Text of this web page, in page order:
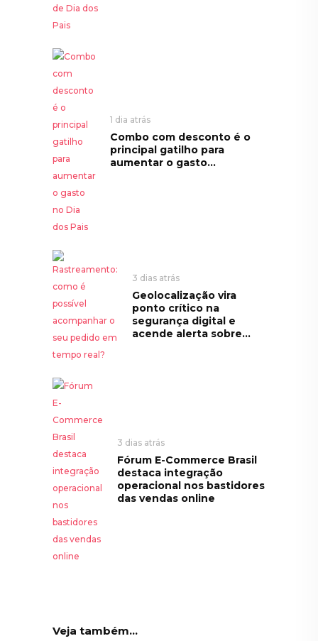
1 dia atrás
Combo com desconto é o
principal gatilho para
aumentar o gasto...
3 dias atrás
Geolocalização vira
ponto crítico na
segurança digital e
acende alerta sobre...
3 dias atrás
Fórum E-Commerce Brasil
destaca integração
operacional nos bastidores
das vendas online
Veja também...